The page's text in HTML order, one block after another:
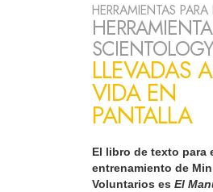
HERRAMIENTAS
SCIENTOLOGY
LLEVADAS
VIDA EN
PANTALLA
El libro de texto para
entrenamiento de
Voluntarios es El